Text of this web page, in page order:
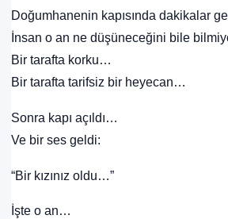
Doğumhanenin kapısında dakikalar
İnsan o an ne düşüneceğini bile
Bir tarafta korku…
Bir tarafta tarifsiz bir heyecan…
Sonra kapı açıldı…
Ve bir ses geldi:
“Bir kızınız oldu…”
İşte o an…